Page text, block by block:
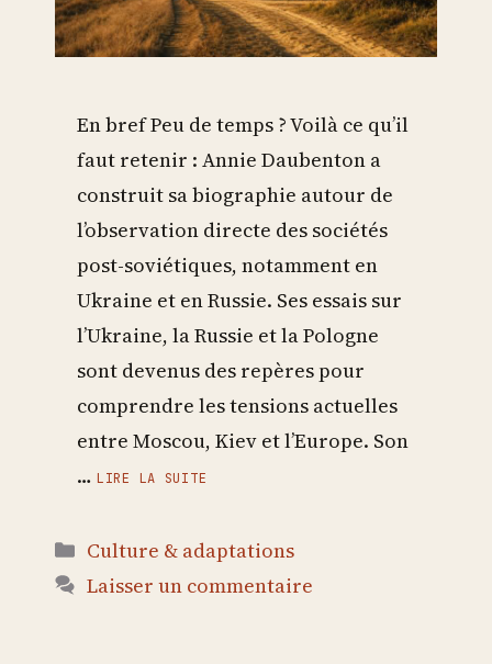
En bref Peu de temps ? Voilà ce qu’il
faut retenir : Annie Daubenton a
construit sa biographie autour de
l’observation directe des sociétés
post-soviétiques, notamment en
Ukraine et en Russie. Ses essais sur
l’Ukraine, la Russie et la Pologne
sont devenus des repères pour
comprendre les tensions actuelles
entre Moscou, Kiev et l’Europe. Son
… LIRE LA SUITE
Catégories
Culture & adaptations
Laisser un commentaire